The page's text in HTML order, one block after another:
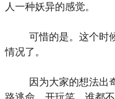
人一种妖异的感觉。
可惜的是。这个时候
情况了。
因为大家的想法出奇